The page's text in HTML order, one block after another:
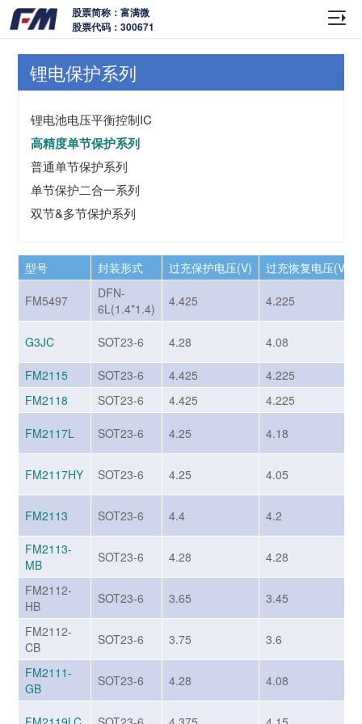
股票简称：富满微
股票代码：300671
锂电保护系列
锂电池电压平衡控制IC
高精度单节保护系列
普通单节保护系列
单节保护二合一系列
双节&多节保护系列
型号 封装形式 过充保护电压(V) 过充恢复电压(V)
FM5497
DFN-
6L(1.4*1.4)
4.425 4.225
G3JC SOT23-6 4.28 4.08
FM2115 SOT23-6 4.425
4.225
FM2118
SOT23-6 4.425 4.225
FM2117L SOT23-6 4.25 4.18
FM2117HY SOT23-6 4.25 4.05
FM2113 SOT23-6 4.4 4.2
FM2113-
MB
SOT23-6 4.28 4.28
FM2112-
HB
SOT23-6 3.65 3.45
FM2112-
CB
SOT23-6 3.75 3.6
FM2111-
GB
SOT23-6 4.28 4.08